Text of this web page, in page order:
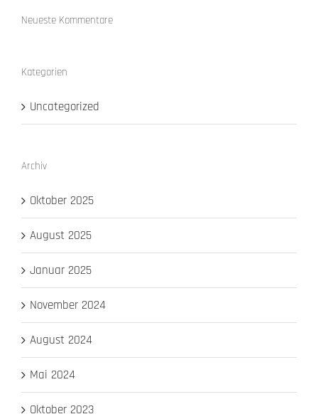
Neueste Kommentare
Kategorien
Uncategorized
Archiv
Oktober 2025
August 2025
Januar 2025
November 2024
August 2024
Mai 2024
Oktober 2023